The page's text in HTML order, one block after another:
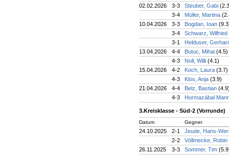
02.02.2026
3-3 Steuber, Gabi
3-4
Müller, Martina
10.04.2026
3-3 Bogdan, Ioan
3-4
Schwarz, Wilfried
3-1
Helduser,
13.04.2026
4-4 Butuc, Mihai (4.5)
4-3
Noll, Willi (4.1)
15.04.2026
4-2 Koch, Laura (3.7)
4-3
Klos, Anja (3.9)
21.04.2026
4-4 Belz, Bastian
4-3
Hormazábal
3.Kreisklasse - Süd-2 (Vorrunde)
Datum Gegner
24.10.2025 2-1
Jeude, Hans-
2-2
Völlmecke, Robin
26.11.2025
3-3 Sommer, Tim